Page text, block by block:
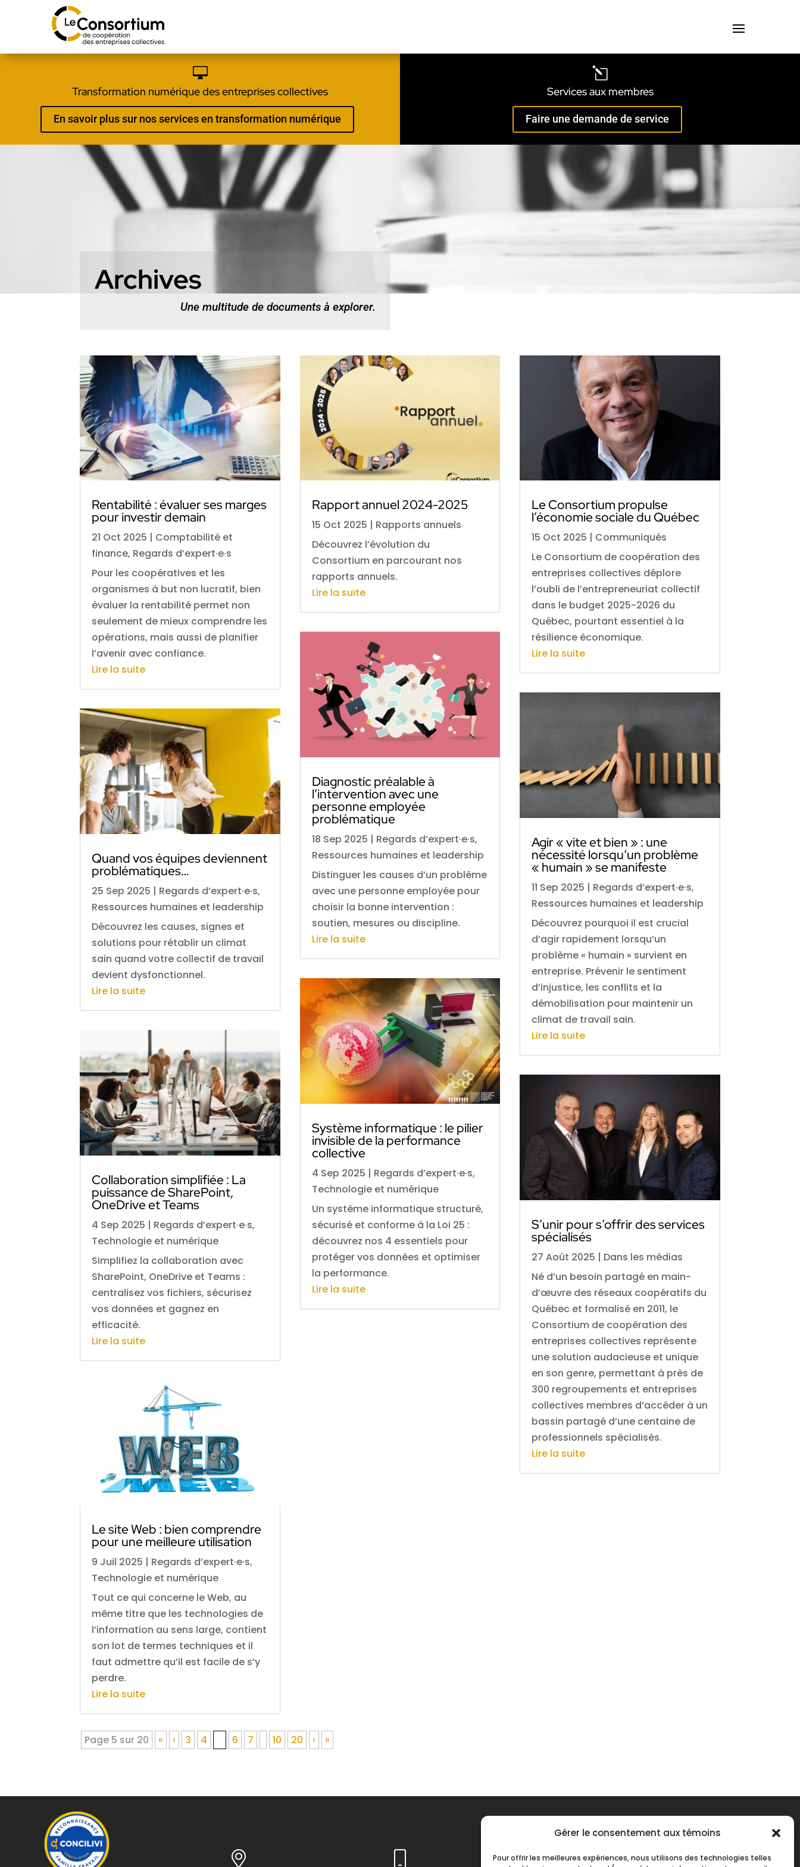
Gérer le consentement aux témoins
Pour offrir les meilleures expériences, nous utilisons des technologies telles

Transformation numérique des entreprises collectives
En savoir plus sur nos services en transformation numérique
l
Services aux membres
Faire une demande de service
Archives
Une multitude de documents à explorer.
Rentabilité : évaluer ses marges
pour investir demain
21 Oct 2025 | Comptabilité et
finance, Regards d’expert·e·s
Pour les coopératives et les
organismes à but non lucratif, bien
évaluer la rentabilité permet non
seulement de mieux comprendre les
opérations, mais aussi de planifier
l’avenir avec confiance.
Lire la suite
Quand vos équipes deviennent
problématiques…
25 Sep 2025 | Regards d’expert·e·s,
Ressources humaines et leadership
Découvrez les causes, signes et
solutions pour rétablir un climat
sain quand votre collectif de travail
devient dysfonctionnel.
Lire la suite
Collaboration simplifiée : La
puissance de SharePoint,
OneDrive et Teams
4 Sep 2025 | Regards d’expert·e·s,
Technologie et numérique
Simplifiez la collaboration avec
SharePoint, OneDrive et Teams :
centralisez vos fichiers, sécurisez
vos données et gagnez en
efficacité.
Lire la suite
Le site Web : bien comprendre
pour une meilleure utilisation
9 Juil 2025 | Regards d’expert·e·s,
Technologie et numérique
Tout ce qui concerne le Web, au
même titre que les technologies de
l’information au sens large, contient
son lot de termes techniques et il
faut admettre qu’il est facile de s’y
perdre.
Lire la suite
Rapport annuel 2024-2025
15 Oct 2025 | Rapports annuels
Découvrez l’évolution du
Consortium en parcourant nos
rapports annuels.
Lire la suite
Diagnostic préalable à
l’intervention avec une
personne employée
problématique
18 Sep 2025 | Regards d’expert·e·s,
Ressources humaines et leadership
Distinguer les causes d’un problème
avec une personne employée pour
choisir la bonne intervention :
soutien, mesures ou discipline.
Lire la suite
Système informatique : le pilier
invisible de la performance
collective
4 Sep 2025 | Regards d’expert·e·s,
Technologie et numérique
Un système informatique structuré,
sécurisé et conforme à la Loi 25 :
découvrez nos 4 essentiels pour
protéger vos données et optimiser
la performance.
Lire la suite
Le Consortium propulse
l’économie sociale du Québec
15 Oct 2025 | Communiqués
Le Consortium de coopération des
entreprises collectives déplore
l’oubli de l’entrepreneuriat collectif
dans le budget 2025-2026 du
Québec, pourtant essentiel à la
résilience économique.
Lire la suite
Agir « vite et bien » : une
nécessité lorsqu’un problème
« humain » se manifeste
11 Sep 2025 | Regards d’expert·e·s,
Ressources humaines et leadership
Découvrez pourquoi il est crucial
d’agir rapidement lorsqu’un
problème « humain » survient en
entreprise. Prévenir le sentiment
d’injustice, les conflits et la
démobilisation pour maintenir un
climat de travail sain.
Lire la suite
S’unir pour s’offrir des services
spécialisés
27 Août 2025 | Dans les médias
Né d’un besoin partagé en main-
d’œuvre des réseaux coopératifs du
Québec et formalisé en 2011, le
Consortium de coopération des
entreprises collectives représente
une solution audacieuse et unique
en son genre, permettant à près de
300 regroupements et entreprises
collectives membres d’accéder à un
bassin partagé d’une centaine de
professionnels spécialisés.
Lire la suite
Page 5 sur 20 « ‹ 3 4 6 7 10 20 › »